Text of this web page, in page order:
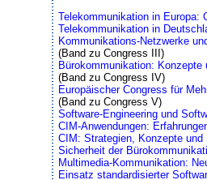
Telekommunikation in Europa:
Telekommunikation in
Kommunikations-Netzwerke
(Band zu Congress III)
Bürokommunikation:
(Band zu Congress IV)
Europäischer Congress für
(Band zu Congress V)
Software-Engineering und
CIM-Anwendungen:
CIM: Strategien, Konzepte
Sicherheit der
Multimedia-Kommunikation:
Einsatz standardisierter